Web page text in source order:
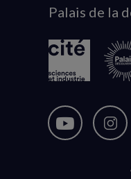
logo
Palais de la
Nous
Nous